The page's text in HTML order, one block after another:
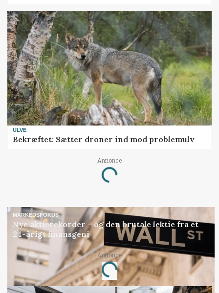
ULVE
Bekræftet: Sætter droner ind mod problemulv
Annonce
Loading...
MARKEDSFOKUS
Nye aktierekorder – og den brutale lektie fra et
24-årigt finansgeni
Annonce
Loading...